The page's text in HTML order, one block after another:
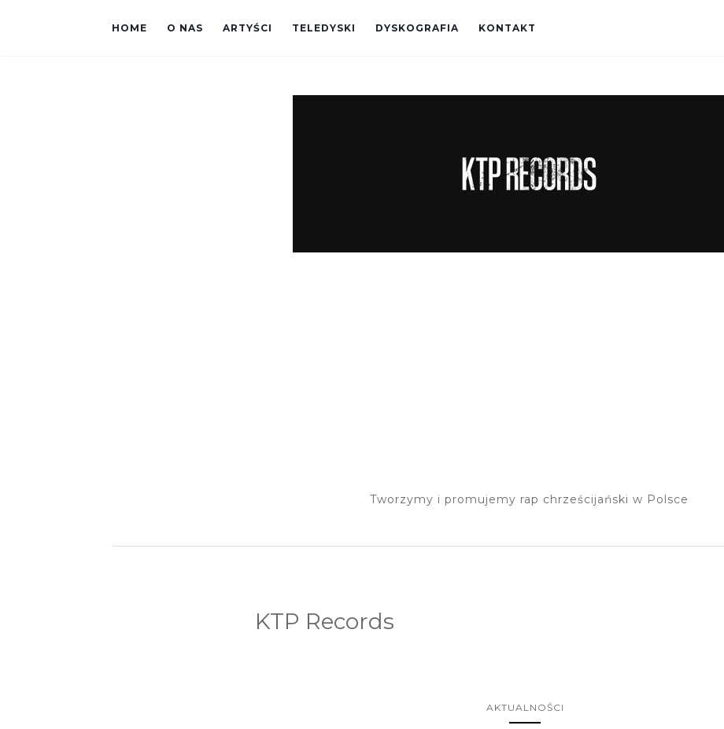
HOME O NAS ARTYŚCI TELEDYSKI DYSKOGRAFIA KONTAKT
Tworzymy i promujemy rap chrześcijański w Polsce
KTP Records
AKTUALNOŚCI